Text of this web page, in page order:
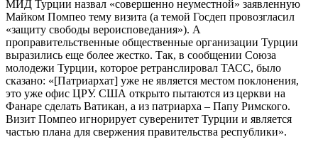
МИД Турции назвал «совершенно неуместной» заявленную
Майком Помпео тему визита (а темой Госдеп провозгласил
«защиту свободы вероисповедания»). А
проправительственные общественные организации Турции
выразились еще более жестко. Так, в сообщении Союза
молодежи Турции, которое ретранслировал ТАСС, было
сказано: «[Патриархат] уже не является местом поклонения,
это уже офис ЦРУ. США открыто пытаются из церкви на
Фанаре сделать Ватикан, а из патриарха – Папу Римского.
Визит Помпео игнорирует суверенитет Турции и является
частью плана для свержения правительства республики».